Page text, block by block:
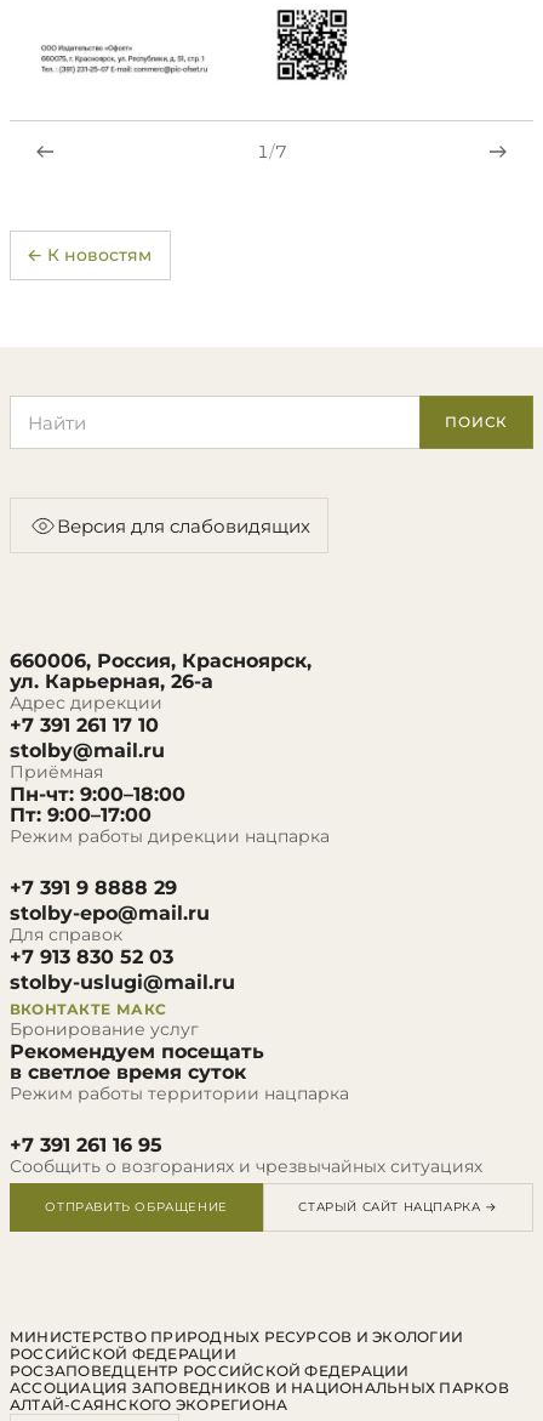
1/7
← К новостям
ПОИСК
Версия для слабовидящих
660006, Россия, Красноярск,
ул. Карьерная, 26-а
Адрес дирекции
+7 391 261 17 10
stolby@mail.ru
Приёмная
Пн-чт: 9:00–18:00
Пт: 9:00–17:00
Режим работы дирекции нацпарка
+7 391 9 8888 29
stolby-epo@mail.ru
Для справок
+7 913 830 52 03
stolby-uslugi@mail.ru
ВКОНТАКТЕ МАКС
Бронирование услуг
Рекомендуем посещать
в светлое время суток
Режим работы территории нацпарка
+7 391 261 16 95
Сообщить о возгораниях и чрезвычайных ситуациях
ОТПРАВИТЬ ОБРАЩЕНИЕ СТАРЫЙ САЙТ НАЦПАРКА →
МИНИСТЕРСТВО ПРИРОДНЫХ РЕСУРСОВ И ЭКОЛОГИИ
РОССИЙСКОЙ ФЕДЕРАЦИИ
РОСЗАПОВЕДЦЕНТР РОССИЙСКОЙ ФЕДЕРАЦИИ
АССОЦИАЦИЯ ЗАПОВЕДНИКОВ И НАЦИОНАЛЬНЫХ ПАРКОВ
АЛТАЙ-САЯНСКОГО ЭКОРЕГИОНА